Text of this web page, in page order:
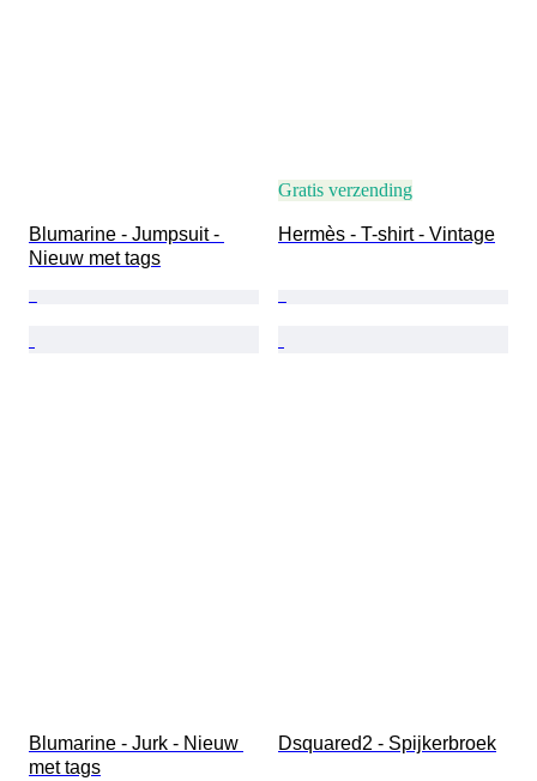
Blumarine - Jumpsuit -
Nieuw met tags
Gratis verzending
Hermès - T-shirt - Vintage
Blumarine - Jurk - Nieuw
met tags
Dsquared2 - Spijkerbroek